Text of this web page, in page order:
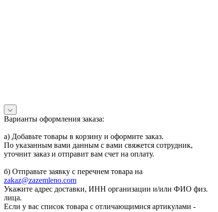
Варианты оформления заказа:
а) Добавьте товары в корзину и оформите заказ.
По указанным вами данным с вами свяжется сотрудник,
уточнит заказ и отправит вам счет на оплату.
б) Отправьте заявку с перечнем товара на
zakaz@zazemleno.com
Укажите адрес доставки, ИНН организации и/или ФИО физ.
лица.
Если у вас список товара с отличающимися артикулами -